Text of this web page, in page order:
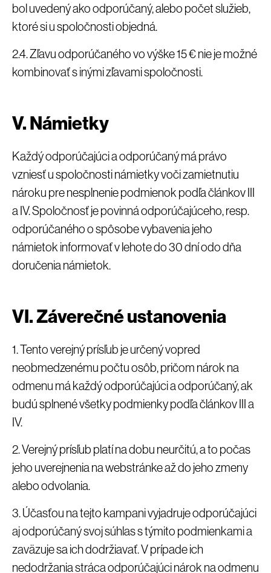
bol uvedený ako odporúčaný, alebo počet služieb,
ktoré si u spoločnosti objedná.
2.4. Zľavu odporúčaného vo výške 15 € nie je možné
kombinovať s inými zľavami spoločnosti.
V. Námietky
Každý odporúčajúci a odporúčaný má právo
vzniesť u spoločnosti námietky voči zamietnutiu
nároku pre nesplnenie podmienok podľa článkov III
a IV. Spoločnosť je povinná odporúčajúceho, resp.
odporúčaného o spôsobe vybavenia jeho
námietok informovať v lehote do 30 dní odo dňa
doručenia námietok.
VI. Záverečné ustanovenia
1. Tento verejný prísľub je určený vopred
neobmedzenému počtu osôb, pričom nárok na
odmenu má každý odporúčajúci a odporúčaný, ak
budú splnené všetky podmienky podľa článkov III a
IV.
2. Verejný prísľub platí na dobu neurčitú, a to počas
jeho uverejnenia na webstránke až do jeho zmeny
alebo odvolania.
3. Účasťou na tejto kampani vyjadruje odporúčajúci
aj odporúčaný svoj súhlas s týmito podmienkami a
zaväzuje sa ich dodržiavať. V prípade ich
nedodržania stráca odporúčajúci nárok na odmenu